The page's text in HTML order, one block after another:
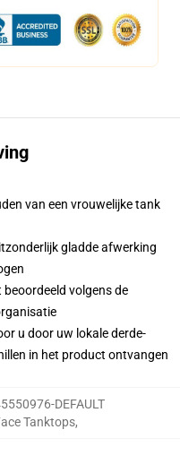
van een vrouwelijke tank
gladde afwerking
volgens de
u door uw lokale derde-
in het product ontvangen
DEFAULT
Tanktops,